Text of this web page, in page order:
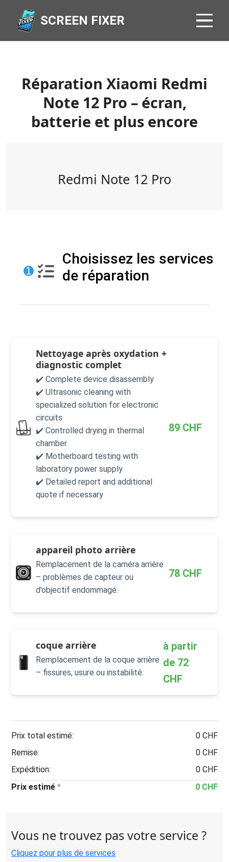
SCREEN FIXER
Réparation Xiaomi Redmi
Note 12 Pro – écran,
batterie et plus encore
Redmi Note 12 Pro
➊
Choisissez les services
de réparation
Nettoyage après oxydation +
diagnostic complet
✔️ Complete device disassembly
✔️ Ultrasonic cleaning with
specialized solution for electronic
circuits
✔️ Controlled drying in thermal
chamber
✔️ Motherboard testing with
laboratory power supply
✔️ Detailed report and additional
quote if necessary
89 CHF
appareil photo arrière
Remplacement de la caméra arrière
– problèmes de capteur ou
d’objectif endommagé.
78 CHF
coque arrière
Remplacement de la coque arrière
– fissures, usure ou instabilité.
à partir
de 72
CHF
Prix total estimé:
0 CHF
Remise:
0 CHF
Expédition:
0 CHF
Prix estimé * 0 CHF
Vous ne trouvez pas votre service ?
Cliquez pour plus de services